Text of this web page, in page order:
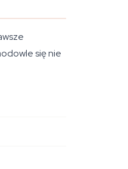
się nie